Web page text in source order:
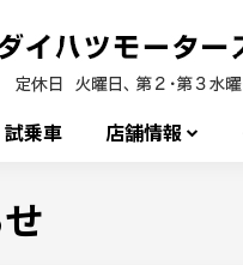
乗車 店舗情報